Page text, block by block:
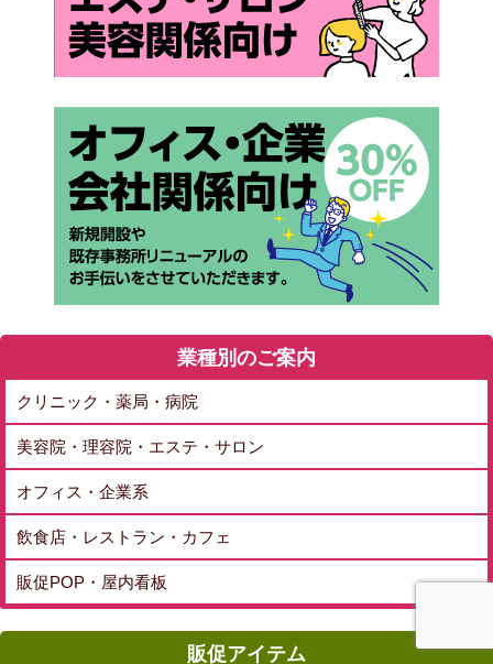
業種別のご案内
クリニック・薬局・病院
美容院・理容院・エステ・サロン
オフィス・企業系
飲食店・レストラン・カフェ
販促POP・屋内看板
販促アイテム